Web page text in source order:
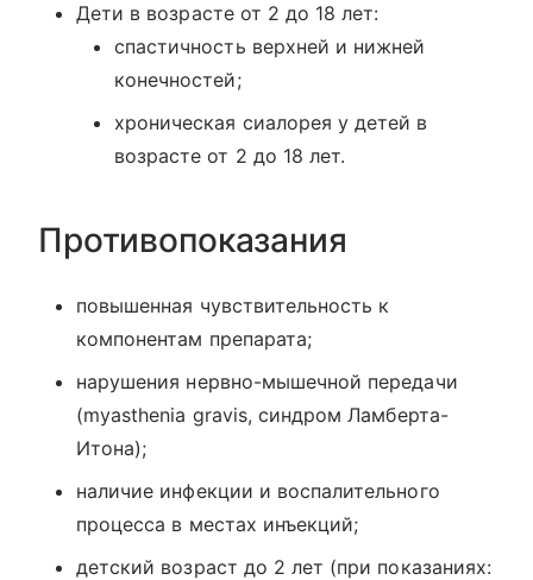
Дети в возрасте от 2 до 18 лет:
спастичность верхней и нижней
конечностей;
хроническая сиалорея у детей в
возрасте от 2 до 18 лет.
Противопоказания
повышенная чувствительность к
компонентам препарата;
нарушения нервно-мышечной передачи
(myasthenia gravis, синдром Ламберта-
Итона);
наличие инфекции и воспалительного
процесса в местах инъекций;
детский возраст до 2 лет (при показаниях: